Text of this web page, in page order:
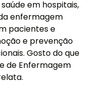
em hospitais,
enfermagem
pacientes e
e prevenção
Gosto do que
de Enfermagem